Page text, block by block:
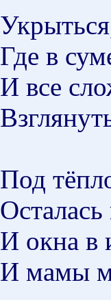
Где в
И все
Под
Осталась
И окна в
И мамы